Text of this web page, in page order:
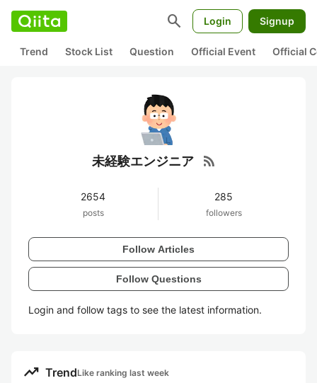
search Login Signup
Trend Stock List Question Official Event Official
未経験エンジニア rss_feed
2654
posts
285
followers
Follow Articles
Follow Questions
Login and follow tags to see the latest information.
trending_up TrendLike ranking last week